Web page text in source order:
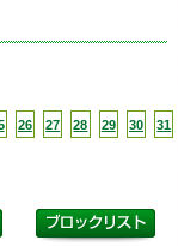
26 27 28 29 30 31